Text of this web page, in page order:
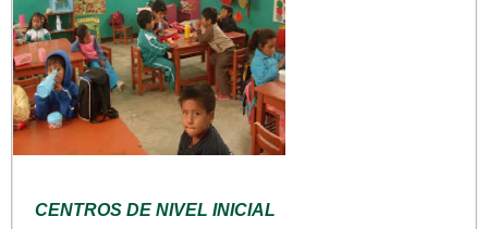
CENTROS DE NIVEL INICIAL